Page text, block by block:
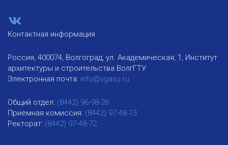
Контактная информация
Россия, 400074, Волгоград, ул. Академическая, 1, Институт
архитектуры и строительства ВолгГТУ
Электронная почта: info@vgasu.ru
Общий отдел: (8442) 96-98-26
Приемная комиссия: (8442) 97-48-13
Ректорат: (8442) 97-48-72